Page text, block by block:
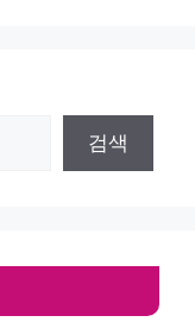
검색